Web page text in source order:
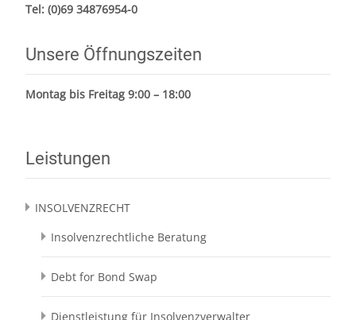
Tel: (0)69 34876954-0
Unsere Öffnungszeiten
Montag bis Freitag 9:00 – 18:00
Leistungen
INSOLVENZRECHT
Insolvenzrechtliche Beratung
Debt for Bond Swap
Dienstleistung für Insolvenzverwalter